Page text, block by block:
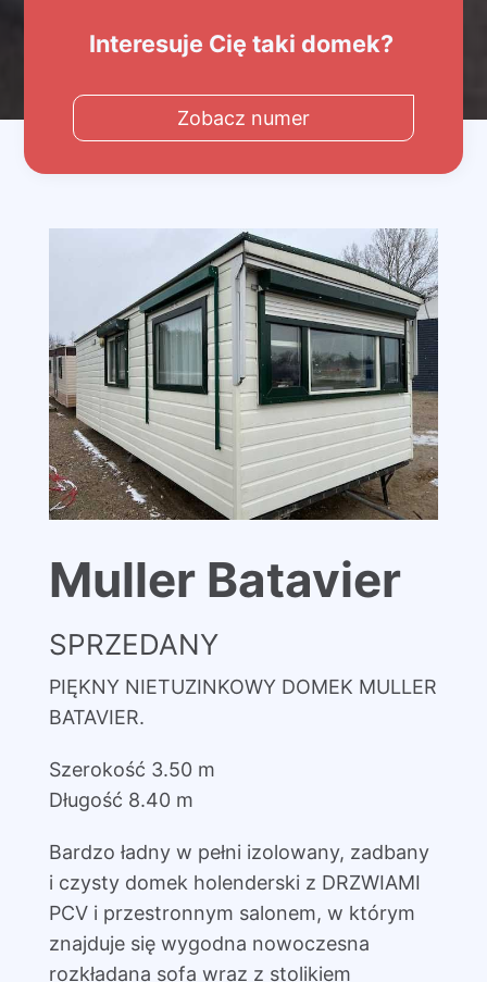
Interesuje Cię taki domek?
Zobacz numer
Muller Batavier
SPRZEDANY
PIĘKNY NIETUZINKOWY DOMEK MULLER
BATAVIER.
Szerokość 3.50 m
Długość 8.40 m
Bardzo ładny w pełni izolowany, zadbany
i czysty domek holenderski z DRZWIAMI
PCV i przestronnym salonem, w którym
znajduje się wygodna nowoczesna
rozkładana sofa wraz z stolikiem